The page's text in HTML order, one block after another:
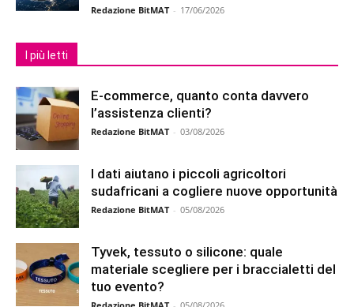
Redazione BitMAT - 17/06/2026
I più letti
E-commerce, quanto conta davvero
l’assistenza clienti?
Redazione BitMAT - 03/08/2026
I dati aiutano i piccoli agricoltori
sudafricani a cogliere nuove opportunità
Redazione BitMAT - 05/08/2026
Tyvek, tessuto o silicone: quale
materiale scegliere per i braccialetti del
tuo evento?